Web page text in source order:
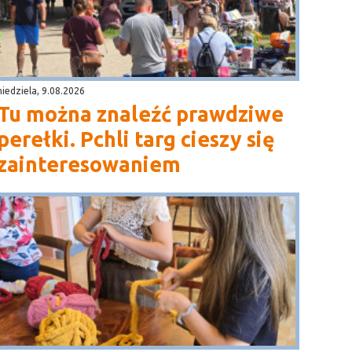
9.08.2026
można znaleźć prawdziwe
Pchli targ cieszy się